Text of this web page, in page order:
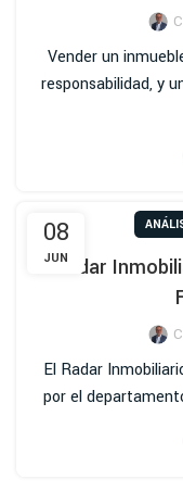
Vender un
responsabilidad, y
08
JUNRadar
El Radar
por el